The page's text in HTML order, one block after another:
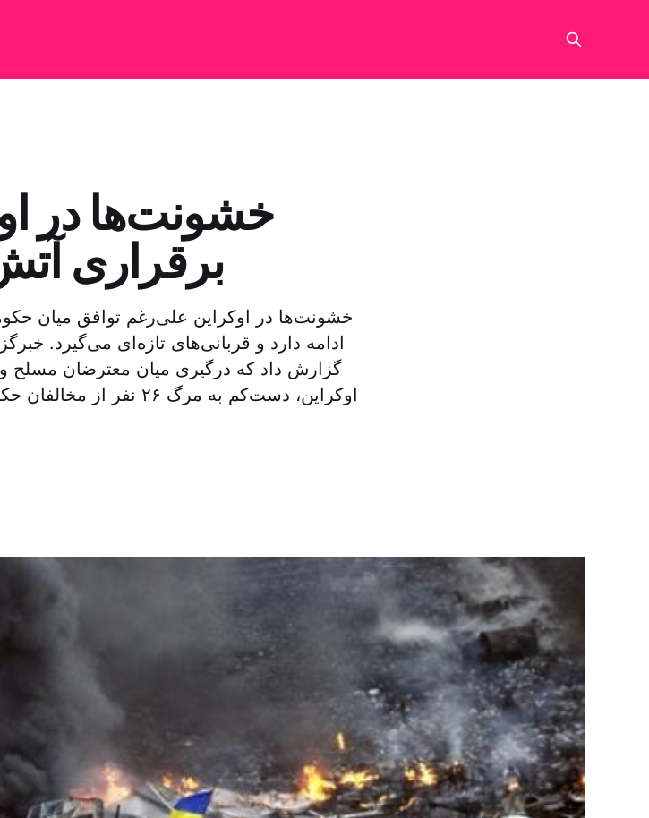
خشونت‌ها در
برقراری
خشونت‌ها در اوکراین علی‌رغم توافق میان
ادامه دارد و قربانی‌های تازه‌ای می‌گیرد.
گزارش داد که درگیری میان معترضان
اوکراین، دست‌کم به مرگ ۲۶ نفر از مخالفان حکومت انجامیده است. به گزارش رادیو